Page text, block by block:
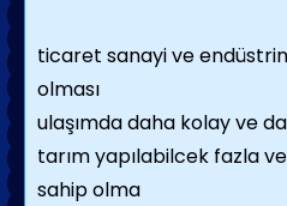
ticaret sanayi ve
olması
ulaşımda daha kolay ve
tarım yapılabilcek fazla
sahip olma